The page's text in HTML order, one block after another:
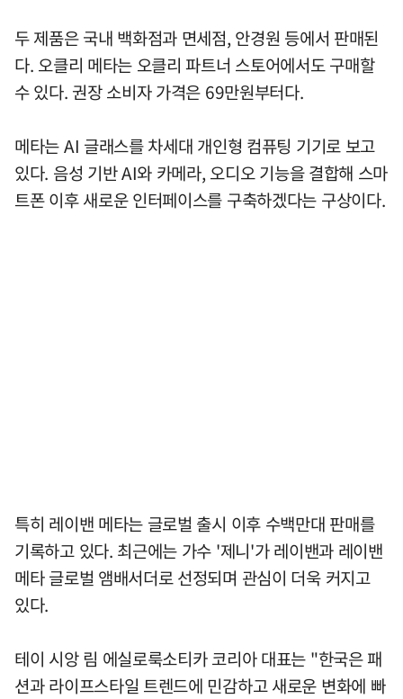
두 제품은 국내 백화점과 면세점, 안경원 등에서 판매된
다. 오클리 메타는 오클리 파트너 스토어에서도 구매할
수 있다. 권장 소비자 가격은 69만원부터다.
메타는 AI 글래스를 차세대 개인형 컴퓨팅 기기로 보고
있다. 음성 기반 AI와 카메라, 오디오 기능을 결합해 스마
트폰 이후 새로운 인터페이스를 구축하겠다는 구상이다.
특히 레이밴 메타는 글로벌 출시 이후 수백만대 판매를
기록하고 있다. 최근에는 가수 '제니'가 레이밴과 레이밴
메타 글로벌 앰배서더로 선정되며 관심이 더욱 커지고
있다.
테이 시앙 림 에실로룩소티카 코리아 대표는 "한국은 패
션과 라이프스타일 트렌드에 민감하고 새로운 변화에 빠